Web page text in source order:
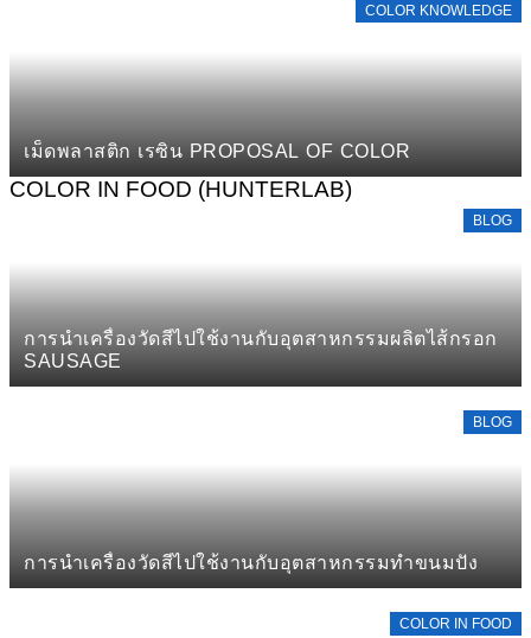
COLOR KNOWLEDGE
เม็ดพลาสติก เรซิน PROPOSAL OF COLOR
COLOR IN FOOD (HUNTERLAB)
BLOG
การนำเครื่องวัดสีไปใช้งานกับอุตสาหกรรมผลิตไส้กรอก
SAUSAGE
BLOG
การนำเครื่องวัดสีไปใช้งานกับอุตสาหกรรมทำขนมปัง
COLOR IN FOOD